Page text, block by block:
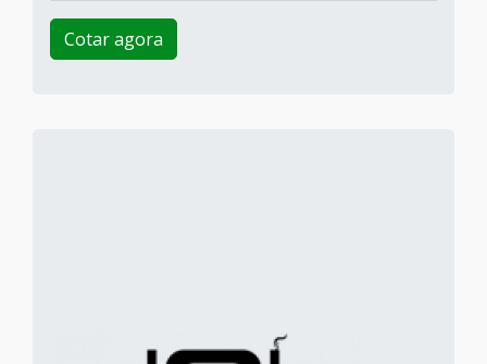
Cotar agora